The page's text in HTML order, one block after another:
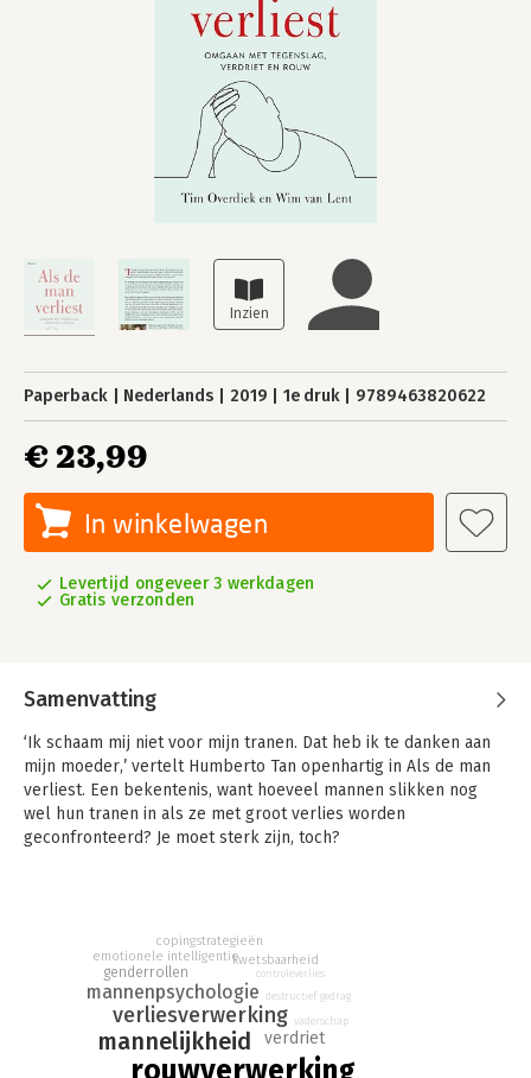
Paperback Nederlands 2019 1e druk 9789463820622
€ 23,99
In winkelwagen
Levertijd ongeveer 3 werkdagen
Gratis verzonden
Samenvatting
‘Ik schaam mij niet voor mijn tranen. Dat heb ik te danken aan
mijn moeder,’ vertelt Humberto Tan openhartig in Als de man
verliest. Een bekentenis, want hoeveel mannen slikken nog
wel hun tranen in als ze met groot verlies worden
geconfronteerd? Je moet sterk zijn, toch?
niets zo frustrerend als het verlies van controle. Menig man
valt terug op destructief gedrag. Isolement ligt op de loer, met
suïcide als uiterste consequentie.
Hoe is dat te voorkomen? Wim van Lent en Tim Overdiek zijn
gespecialiseerd in de behandeling van rouw bij mannen. Zij
rouwverwerking
mannelijkheid
verliesverwerking
mannenpsychologie
verdriet
genderrollen
emotionele intelligentie
copingstrategieën
kwetsbaarheid
controleverlies
destructief gedrag
vaderschap